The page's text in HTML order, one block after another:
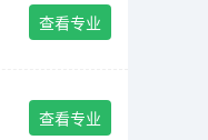
查看专业
查看专业